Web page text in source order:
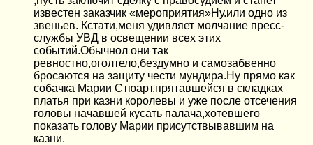
известен заказчик «мероприятия»Ну.или одно из
звеньев. Кстати,меня удивляет молчание пресс-
службы УВД в освещении всех этих
событий.Обычнол они так
ревностно,оголтело,бездумно и самозабвенно
бросаются на защиту чести мундира.Ну прямо как
собачка Марии Стюарт,прятавшейся в складках
платья при казни королевы и уже после отсечения
головы начавшей кусать палача,хотевшего
показать голову Марии присутствывавшим на
казни.